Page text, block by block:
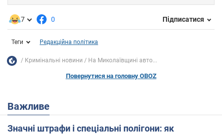
7 0 Підписатися
Теги Редакційна політика
Кримінальні новини На Миколаївщині авто...
Повернутися на головну OBOZ
Важливе
Значні штрафи і спеціальні полігони: як